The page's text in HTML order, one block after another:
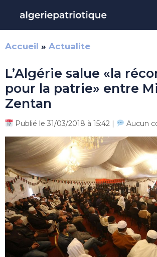
contenu
Accueil » Actualite
L’Algérie salue «la
pour la patrie» entre
Zentan
Publié le 31/03/2018 à 15:42 | Aucun